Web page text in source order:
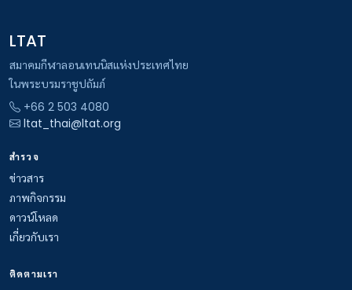
LTAT
สมาคมกีฬาลอนเทนนิสแห่งประเทศไทย
ในพระบรมราชูปถัมภ์
+66 2 503 4080
ltat_thai@ltat.org
สำรวจ
ข่าวสาร
ภาพกิจกรรม
ดาวน์โหลด
เกี่ยวกับเรา
ติดตามเรา